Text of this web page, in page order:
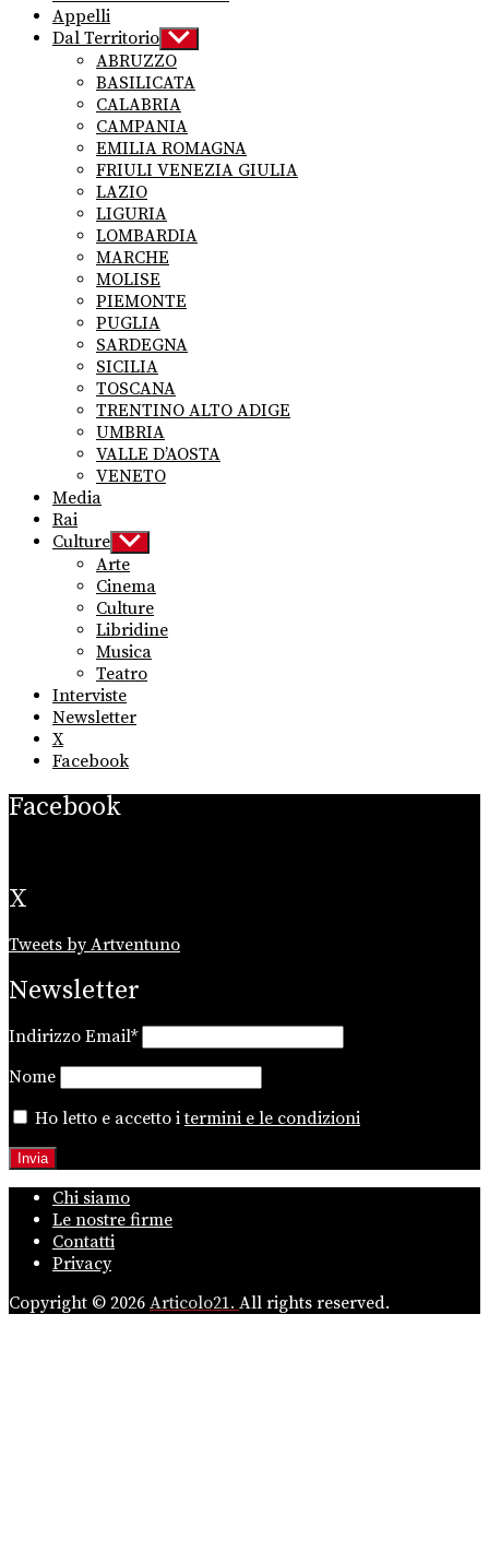
Appelli
Dal Territorio Show
sub
menu
ABRUZZO
BASILICATA
CALABRIA
CAMPANIA
EMILIA ROMAGNA
FRIULI VENEZIA GIULIA
LAZIO
LIGURIA
LOMBARDIA
MARCHE
MOLISE
PIEMONTE
PUGLIA
SARDEGNA
SICILIA
TOSCANA
TRENTINO ALTO ADIGE
UMBRIA
VALLE D’AOSTA
VENETO
Media
Rai
Culture Show
sub
menu
Arte
Cinema
Culture
Libridine
Musica
Teatro
Interviste
Newsletter
X
Facebook
Facebook
X
Tweets by Artventuno
Newsletter
Indirizzo Email*
Nome
Ho letto e accetto itermini e le condizioni
Chi siamo
Le nostre firme
Contatti
Privacy
Copyright © 2026 Articolo21. All rights reserved.